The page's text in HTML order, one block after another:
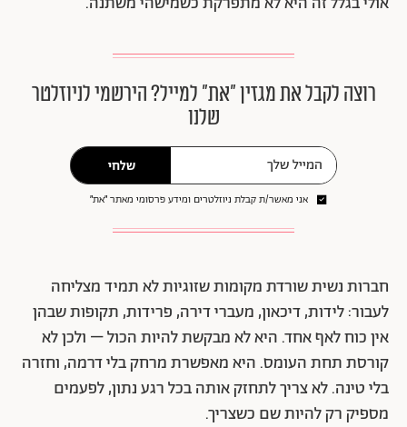
רוצה לקבל את מגזין ״את״ למייל? הירשמי לניוזלטר
שלנו
שלחי
אני מאשר/ת קבלת ניוזלטרים ומידע פרסומי מאתר ״את״
חברות נשית שורדת מקומות שזוגיות לא תמיד מצליחה
לעבור: לידות, דיכאון, מעברי דירה, פרידות, תקופות שבהן
אין כוח לאף אחד. היא לא מבקשת להיות הכול – ולכן לא
קורסת תחת העומס. היא מאפשרת מרחק בלי דרמה, וחזרה
בלי טינה. לא צריך לתחזק אותה בכל רגע נתון, לפעמים
מספיק רק להיות שם כשצריך.